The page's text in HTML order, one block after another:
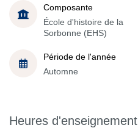
Composante
École d'histoire de la
Sorbonne (EHS)
Période de l'année
Automne
Heures d'enseignement